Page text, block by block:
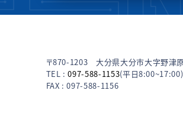
〒870-1203 大分県大分市大字野津
TEL :097-588-1153(平日8:00~17:00)
FAX : 097-588-1156